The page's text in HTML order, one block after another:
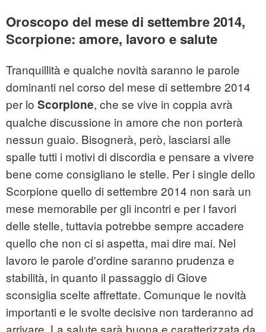
Oroscopo del mese di settembre 2014,
Scorpione: amore, lavoro e salute
Tranquillità e qualche novità saranno le parole
dominanti nel corso del mese di settembre 2014
per lo Scorpione, che se vive in coppia avrà
qualche discussione in amore che non porterà
nessun guaio. Bisognerà, però, lasciarsi alle
spalle tutti i motivi di discordia e pensare a vivere
bene come consigliano le stelle. Per i single dello
Scorpione quello di settembre 2014 non sarà un
mese memorabile per gli incontri e per i favori
delle stelle, tuttavia potrebbe sempre accadere
quello che non ci si aspetta, mai dire mai. Nel
lavoro le parole d'ordine saranno prudenza e
stabilità, in quanto il passaggio di Giove
sconsiglia scelte affrettate. Comunque le novità
importanti e le svolte decisive non tarderanno ad